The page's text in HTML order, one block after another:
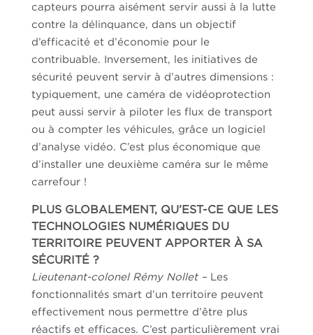
capteurs pourra aisément servir aussi à la lutte
contre la délinquance, dans un objectif
d’efficacité et d’économie pour le
contribuable. Inversement, les initiatives de
sécurité peuvent servir à d’autres dimensions :
typiquement, une caméra de vidéoprotection
peut aussi servir à piloter les flux de transport
ou à compter les véhicules, grâce un logiciel
d’analyse vidéo. C’est plus économique que
d’installer une deuxième caméra sur le même
carrefour !
PLUS GLOBALEMENT, QU’EST-CE QUE LES
TECHNOLOGIES NUMÉRIQUES DU
TERRITOIRE PEUVENT APPORTER À SA
SÉCURITÉ ?
Lieutenant-colonel Rémy Nollet – Les
fonctionnalités smart d’un territoire peuvent
effectivement nous permettre d’être plus
réactifs et efficaces. C’est particulièrement vrai